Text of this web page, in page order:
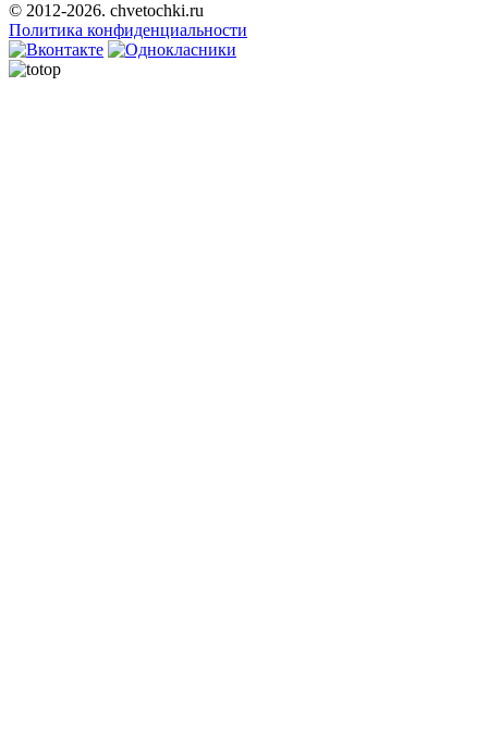
© 2012-2026. chvetochki.ru
Политика конфиденциальности